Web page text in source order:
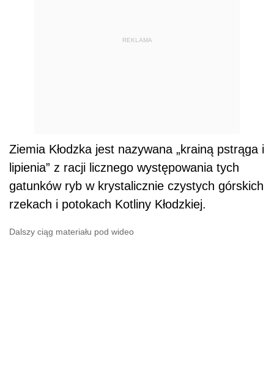
REKLAMA
Ziemia Kłodzka jest nazywana „krainą pstrąga i
lipienia” z racji licznego występowania tych
gatunków ryb w krystalicznie czystych górskich
rzekach i potokach Kotliny Kłodzkiej.
Dalszy ciąg materiału pod wideo